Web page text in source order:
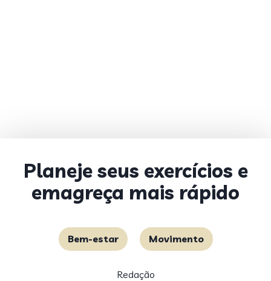
Planeje seus exercícios e
emagreça mais rápido
Bem-estar Movimento
Redação